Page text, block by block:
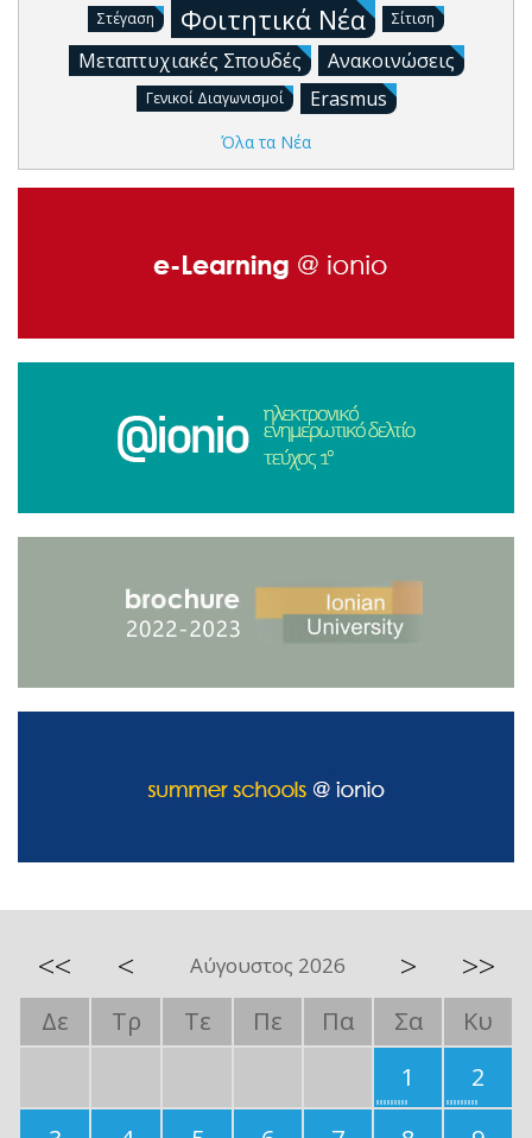
Στέγαση Φοιτητικά Νέα Σίτιση
Μεταπτυχιακές Σπουδές Ανακοινώσεις
Γενικοί Διαγωνισμοί Erasmus
Όλα τα Νέα
<< < Αύγουστος 2026 > >>
Δε Τρ Τε Πε Πα Σα
Κυ
1
2